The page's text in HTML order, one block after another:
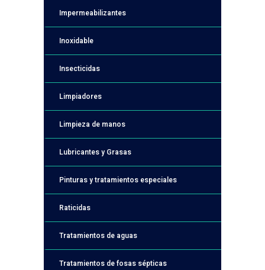
Impermeabilizantes
Inoxidable
Insecticidas
Limpiadores
Limpieza de manos
Lubricantes y Grasas
Pinturas y tratamientos especiales
Raticidas
Tratamientos de aguas
Tratamientos de fosas sépticas